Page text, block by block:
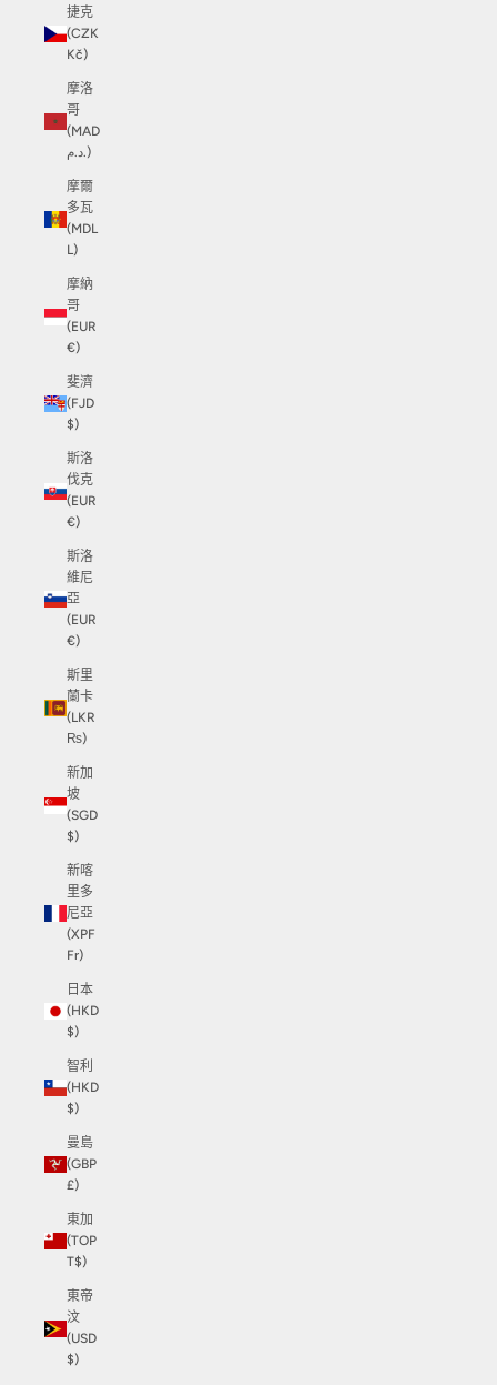
捷克
(CZK
Kč)
摩洛
哥
(MAD
د.م.)
摩爾
多瓦
(MDL
L)
摩納
哥
(EUR
€)
斐濟
(FJD
$)
斯洛
伐克
(EUR
€)
斯洛
維尼
亞
(EUR
€)
斯里
蘭卡
(LKR
₨)
新加
坡
(SGD
$)
新喀
里多
尼亞
(XPF
Fr)
日本
(HKD
$)
智利
(HKD
$)
曼島
(GBP
£)
東加
(TOP
T$)
東帝
汶
(USD
$)